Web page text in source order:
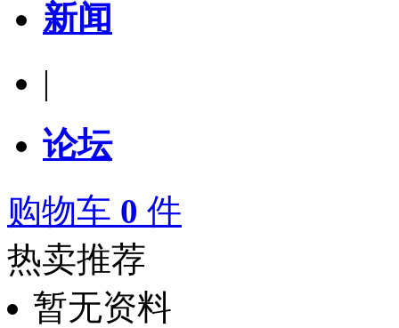
新闻
|
论坛
购物车 0 件
热卖推荐
暂无资料